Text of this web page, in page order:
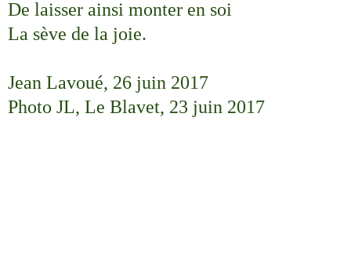
De laisser ainsi monter en soi
La sève de la joie.
Jean Lavoué, 26 juin 2017
Photo JL, Le Blavet, 23 juin 2017